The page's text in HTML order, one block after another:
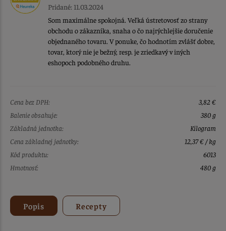
Pridané: 11.03.2024
Som maximálne spokojná. Veľká ústretovosť zo strany
obchodu o zákazníka, snaha o čo najrýchlejšie doručenie
objednaného tovaru. V ponuke, čo hodnotím zvlášť dobre,
tovar, ktorý nie je bežný, resp. je zriedkavý v iných
eshopoch podobného druhu.
Cena bez DPH:
3,82 €
Balenie obsahuje:
380 g
Základná jednotka:
Kilogram
Cena základnej jednotky:
12,37 € / kg
Kód produktu:
6013
Hmotnosť:
480 g
Popis Recepty